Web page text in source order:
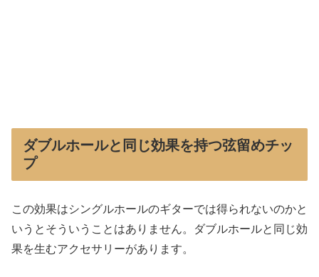
ダブルホールと同じ効果を持つ弦留めチッ
プ
この効果はシングルホールのギターでは得られないのかと
いうとそういうことはありません。ダブルホールと同じ効
果を生むアクセサリーがあります。